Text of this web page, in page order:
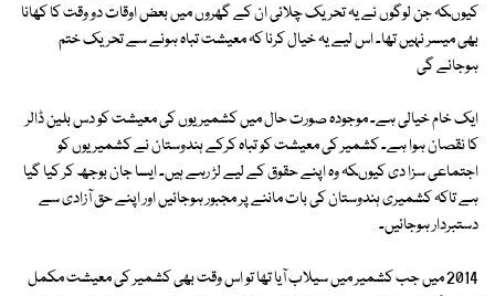
کیوںکہ جن لوگوں نے یہ تحریک چلائی ان کے گھروں میں بعض اوقات دو وقت کا کھانا
بھی میسر نہیں تھا۔ اس لیے یہ خیال کرنا کہ معیشت تباہ ہونے سے تحریک ختم
ہوجائے گی
ایک خام خیالی ہے۔ موجودہ صورت حال میں کشمیریوں کی معیشت کو دس بلین ڈالر
کا نقصان ہوا ہے۔ کشمیر کی معیشت کو تباہ کرکے ہندوستان نے کشمیریوں کو
اجتماعی سزا دی کیوںکہ وہ اپنے حقوق کے لیے لڑ رہے ہیں۔ ایسا جان بوجھ کر کیا گیا
ہے تاکہ کشمیری ہندوستان کی بات ماننے پر مجبور ہوجائیں اور اپنے حق آزادی سے
دستبردار ہوجائیں۔
2014 میں جب کشمیر میں سیلاب آیا تھا تو اس وقت بھی کشمیر کی معیشت مکمل